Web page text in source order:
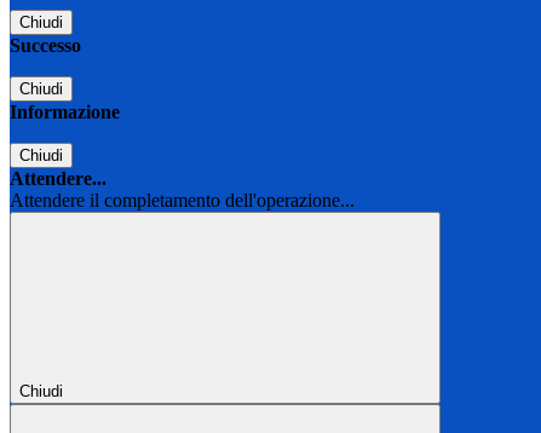
Chiudi
Successo
Chiudi
Informazione
Chiudi
Attendere...
Attendere il completamento dell'operazione...
Chiudi